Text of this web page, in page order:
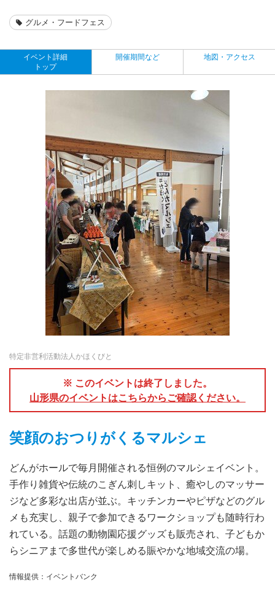
グルメ・フードフェス
イベント詳細
トップ
開催期間など 地図・アクセス
特定非営利活動法人かほくびと
※ このイベントは終了しました。
山形県のイベントはこちらからご確認ください。
笑顔のおつりがくるマルシェ
どんがホールで毎月開催される恒例のマルシェイベント。
手作り雑貨や伝統のこぎん刺しキット、癒やしのマッサー
ジなど多彩な出店が並ぶ。キッチンカーやピザなどのグル
メも充実し、親子で参加できるワークショップも随時行わ
れている。話題の動物園応援グッズも販売され、子どもか
らシニアまで多世代が楽しめる賑やかな地域交流の場。
情報提供：イベントバンク